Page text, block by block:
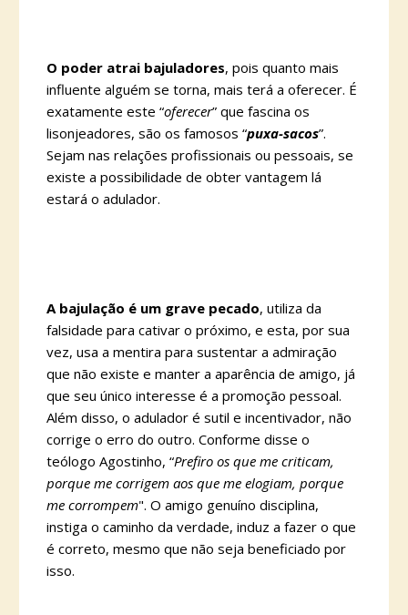
O poder atrai bajuladores, pois quanto mais
influente alguém se torna, mais terá a oferecer. É
exatamente este “oferecer” que fascina os
lisonjeadores, são os famosos “puxa-sacos”.
Sejam nas relações profissionais ou pessoais, se
existe a possibilidade de obter vantagem lá
estará o adulador.
A bajulação é um grave pecado, utiliza da
falsidade para cativar o próximo, e esta, por sua
vez, usa a mentira para sustentar a admiração
que não existe e manter a aparência de amigo, já
que seu único interesse é a promoção pessoal.
Além disso, o adulador é sutil e incentivador, não
corrige o erro do outro. Conforme disse o
teólogo Agostinho, “Prefiro os que me criticam,
porque me corrigem aos que me elogiam, porque
me corrompem". O amigo genuíno disciplina,
instiga o caminho da verdade, induz a fazer o que
é correto, mesmo que não seja beneficiado por
isso.